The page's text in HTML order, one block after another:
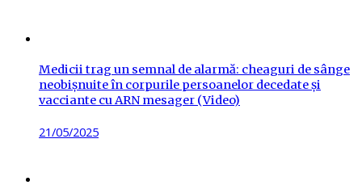
Medicii trag un semnal de alarmă: cheaguri de sânge
neobișnuite în corpurile persoanelor decedate și
vacciante cu ARN mesager (Video)
Posted
21/05/2025